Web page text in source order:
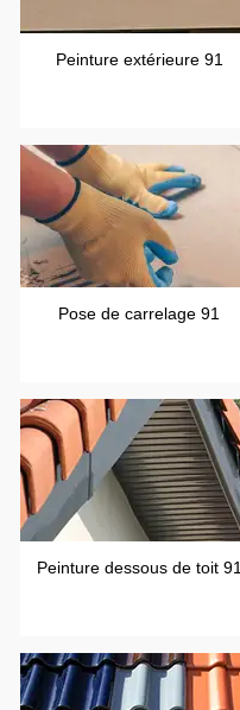
Peinture extérieure 91
Pose de carrelage 91
Peinture dessous de toit 91